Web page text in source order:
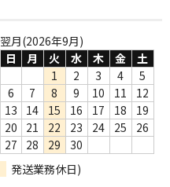
翌月(2026年9月)
日
月 火 水 木 金
土
1
2 3 4
5
6
7 8 9 10 11
12
13
14 15 16 17 18
19
20
21 22 23 24 25
26
27
28 29
30
発送業務休日)